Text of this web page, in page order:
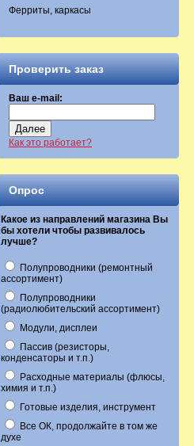
Ферриты, каркасы
Проверить заказ
Ваш e-mail:
Далее
Как это работает?
Опрос
Какое из направлений магазина Вы
бы хотели чтобы развивалось
лучше?
Полупроводники (ремонтный
ассортимент)
Полупроводники
(радиолюбительский ассортимент)
Модули, дисплеи
Пассив (резисторы,
конденсаторы и т.п.)
Расходные материалы (флюсы,
химия и т.п.)
Готовые изделия, инструмент
Все ОК, продолжайте в том же
духе